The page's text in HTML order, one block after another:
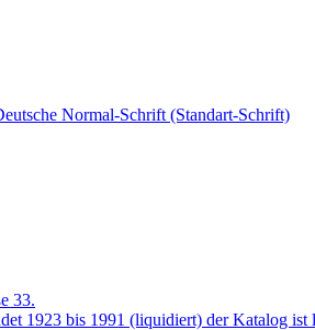
Normal-Schrift (Standart-Schrift)
33.
1923 bis 1991 (liquidiert) der Katalog ist